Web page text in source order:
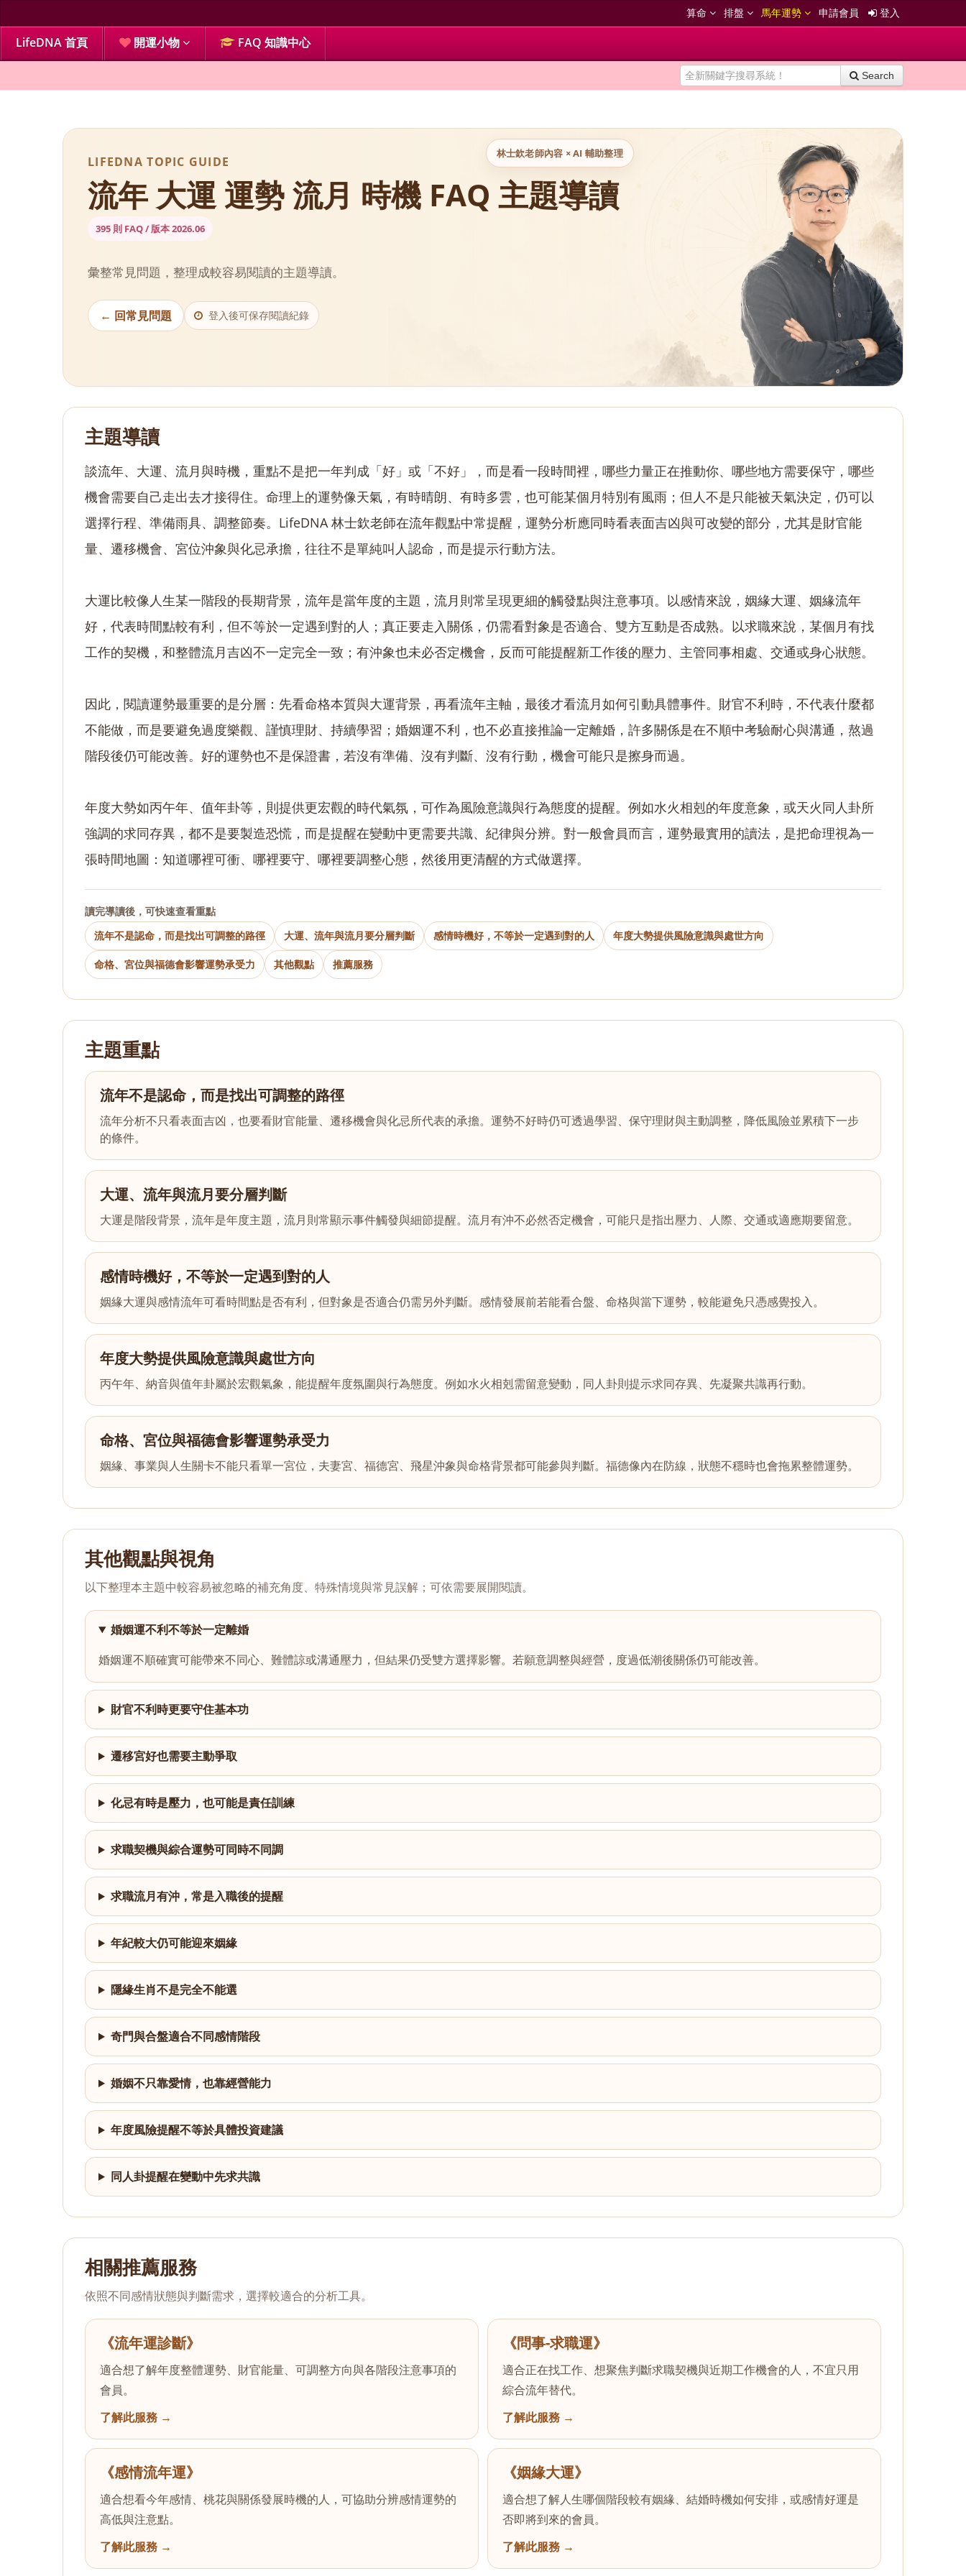
算命 排盤 馬年運勢 申請會員 登入
LifeDNA 首頁 開運小物 FAQ 知識中心
Search
林士欽老師內容 × AI 輔助整理
LIFEDNA TOPIC GUIDE
流年 大運 運勢 流月 時機 FAQ 主題導讀
395 則 FAQ / 版本 2026.06
彙整常見問題，整理成較容易閱讀的主題導讀。
← 回常見問題 登入後可保存閱讀紀錄
主題導讀
談流年、大運、流月與時機，重點不是把一年判成「好」或「不好」，而是看一段時間裡，哪些力量正在推動你、哪些地方需要保守，哪些
機會需要自己走出去才接得住。命理上的運勢像天氣，有時晴朗、有時多雲，也可能某個月特別有風雨；但人不是只能被天氣決定，仍可以
選擇行程、準備雨具、調整節奏。LifeDNA 林士欽老師在流年觀點中常提醒，運勢分析應同時看表面吉凶與可改變的部分，尤其是財官能
量、遷移機會、宮位沖象與化忌承擔，往往不是單純叫人認命，而是提示行動方法。
大運比較像人生某一階段的長期背景，流年是當年度的主題，流月則常呈現更細的觸發點與注意事項。以感情來說，姻緣大運、姻緣流年
好，代表時間點較有利，但不等於一定遇到對的人；真正要走入關係，仍需看對象是否適合、雙方互動是否成熟。以求職來說，某個月有找
工作的契機，和整體流月吉凶不一定完全一致；有沖象也未必否定機會，反而可能提醒新工作後的壓力、主管同事相處、交通或身心狀態。
因此，閱讀運勢最重要的是分層：先看命格本質與大運背景，再看流年主軸，最後才看流月如何引動具體事件。財官不利時，不代表什麼都
不能做，而是要避免過度樂觀、謹慎理財、持續學習；婚姻運不利，也不必直接推論一定離婚，許多關係是在不順中考驗耐心與溝通，熬過
階段後仍可能改善。好的運勢也不是保證書，若沒有準備、沒有判斷、沒有行動，機會可能只是擦身而過。
年度大勢如丙午年、值年卦等，則提供更宏觀的時代氣氛，可作為風險意識與行為態度的提醒。例如水火相剋的年度意象，或天火同人卦所
強調的求同存異，都不是要製造恐慌，而是提醒在變動中更需要共識、紀律與分辨。對一般會員而言，運勢最實用的讀法，是把命理視為一
張時間地圖：知道哪裡可衝、哪裡要守、哪裡要調整心態，然後用更清醒的方式做選擇。
讀完導讀後，可快速查看重點
流年不是認命，而是找出可調整的路徑
大運、流年與流月要分層判斷 感情時機好，不等於一定遇到對的人 年度大勢提供風險意識與處世方向
命格、宮位與福德會影響運勢承受力 其他觀點 推薦服務
主題重點
流年不是認命，而是找出可調整的路徑
流年分析不只看表面吉凶，也要看財官能量、遷移機會與化忌所代表的承擔。運勢不好時仍可透過學習、保守理財與主動調整，降低風險並累積下一步
的條件。
大運、流年與流月要分層判斷
大運是階段背景，流年是年度主題，流月則常顯示事件觸發與細節提醒。流月有沖不必然否定機會，可能只是指出壓力、人際、交通或適應期要留意。
感情時機好，不等於一定遇到對的人
姻緣大運與感情流年可看時間點是否有利，但對象是否適合仍需另外判斷。感情發展前若能看合盤、命格與當下運勢，較能避免只憑感覺投入。
年度大勢提供風險意識與處世方向
丙午年、納音與值年卦屬於宏觀氣象，能提醒年度氛圍與行為態度。例如水火相剋需留意變動，同人卦則提示求同存異、先凝聚共識再行動。
命格、宮位與福德會影響運勢承受力
姻緣、事業與人生關卡不能只看單一宮位，夫妻宮、福德宮、飛星沖象與命格背景都可能參與判斷。福德像內在防線，狀態不穩時也會拖累整體運勢。
其他觀點與視角
以下整理本主題中較容易被忽略的補充角度、特殊情境與常見誤解；可依需要展開閱讀。
婚姻運不利不等於一定離婚
婚姻運不順確實可能帶來不同心、難體諒或溝通壓力，但結果仍受雙方選擇影響。若願意調整與經營，度過低潮後關係仍可能改善。
財官不利時更要守住基本功
遷移宮好也需要主動爭取
化忌有時是壓力，也可能是責任訓練
求職契機與綜合運勢可同時不同調
求職流月有沖，常是入職後的提醒
年紀較大仍可能迎來姻緣
隱緣生肖不是完全不能選
奇門與合盤適合不同感情階段
婚姻不只靠愛情，也靠經營能力
年度風險提醒不等於具體投資建議
同人卦提醒在變動中先求共識
相關推薦服務
依照不同感情狀態與判斷需求，選擇較適合的分析工具。
《流年運診斷》
適合想了解年度整體運勢、財官能量、可調整方向與各階段注意事項的
會員。
了解此服務
《問事-求職運》
適合正在找工作、想聚焦判斷求職契機與近期工作機會的人，不宜只用
綜合流年替代。
了解此服務
《感情流年運》
適合想看今年感情、桃花與關係發展時機的人，可協助分辨感情運勢的
高低與注意點。
了解此服務
《姻緣大運》
適合想了解人生哪個階段較有姻緣、結婚時機如何安排，或感情好運是
否即將到來的會員。
了解此服務